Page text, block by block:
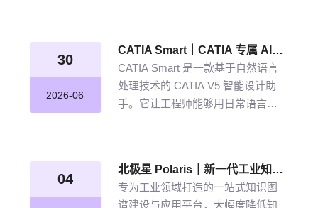
注、清洗的低效方式。
30
2026-06
CATIA Smart｜CATIA 专属 AI 智能体，说说话，AI 帮你建模
CATIA Smart 是一款基于自然语言
处理技术的 CATIA V5 智能设计助
手。它让工程师能够用日常语言描
04
北极星 Polaris｜新一代工业知识图谱智能管理平台，点亮工业知识智能之路
专为工业领域打造的一站式知识图
谱建设与应用平台，大幅度降低知